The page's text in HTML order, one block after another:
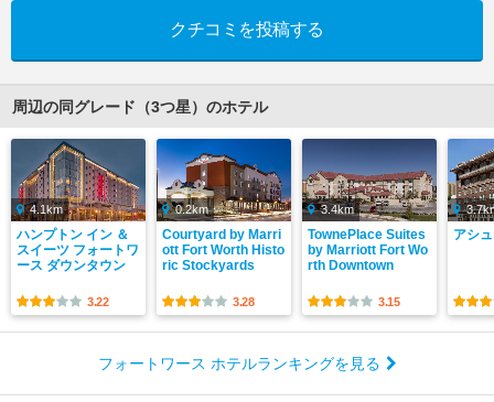
クチコミを投稿する
周辺の同グレード（3つ星）のホテル
4.1km
ハンプトン イン ＆
スイーツ フォートワ
ース ダウンタウン
3.22
0.2km
Courtyard by Marri
ott Fort Worth Histo
ric Stockyards
3.28
3.4km
TownePlace Suites
by Marriott Fort Wo
rth Downtown
3.15
アシ
フォートワース ホテルランキングを見る